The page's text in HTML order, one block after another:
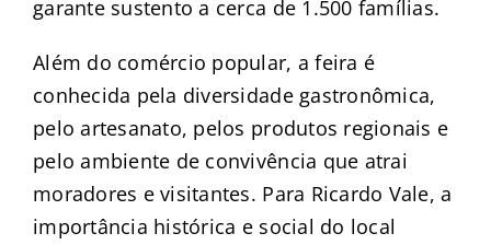
garante sustento a cerca de 1.500 famílias.
Além do comércio popular, a feira é
conhecida pela diversidade gastronômica,
pelo artesanato, pelos produtos regionais e
pelo ambiente de convivência que atrai
moradores e visitantes. Para Ricardo Vale, a
importância histórica e social do local